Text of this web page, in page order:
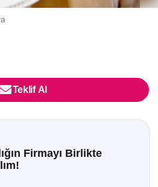
Teklif Al
Firmayı Birlikte